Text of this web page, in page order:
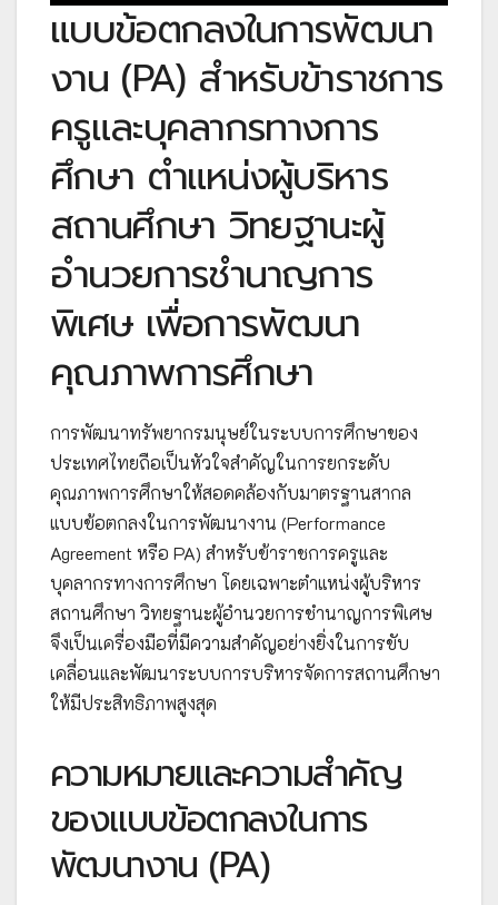
แบบข้อตกลงในการพัฒนา
งาน (PA) สำหรับข้าราชการ
ครูและบุคลากรทางการ
ศึกษา ตำแหน่งผู้บริหาร
สถานศึกษา วิทยฐานะผู้
อำนวยการชำนาญการ
พิเศษ เพื่อการพัฒนา
คุณภาพการศึกษา
การพัฒนาทรัพยากรมนุษย์ในระบบการศึกษาของ
ประเทศไทยถือเป็นหัวใจสำคัญในการยกระดับ
คุณภาพการศึกษาให้สอดคล้องกับมาตรฐานสากล
แบบข้อตกลงในการพัฒนางาน (Performance
Agreement หรือ PA) สำหรับข้าราชการครูและ
บุคลากรทางการศึกษา โดยเฉพาะตำแหน่งผู้บริหาร
สถานศึกษา วิทยฐานะผู้อำนวยการชำนาญการพิเศษ
จึงเป็นเครื่องมือที่มีความสำคัญอย่างยิ่งในการขับ
เคลื่อนและพัฒนาระบบการบริหารจัดการสถานศึกษา
ให้มีประสิทธิภาพสูงสุด
ความหมายและความสำคัญ
ของแบบข้อตกลงในการ
พัฒนางาน (PA)